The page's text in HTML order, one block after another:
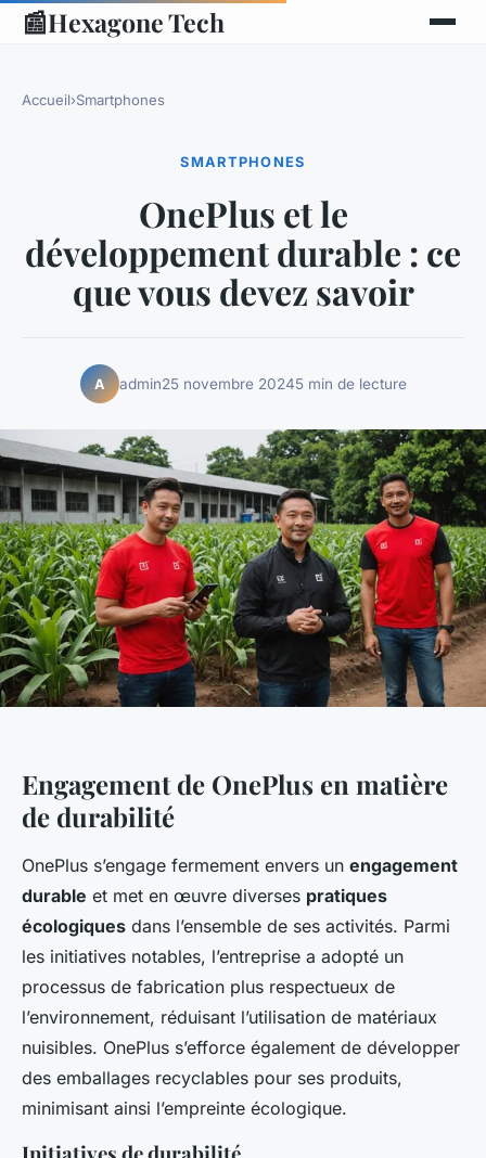
📰Hexagone Tech
Accueil›Smartphones
SMARTPHONES
OnePlus et le
développement durable : ce
que vous devez savoir
A admin25 novembre 20245 min de lecture
Engagement de OnePlus en matière
de durabilité
OnePlus s’engage fermement envers un engagement
durable et met en œuvre diverses pratiques
écologiques dans l’ensemble de ses activités. Parmi
les initiatives notables, l’entreprise a adopté un
processus de fabrication plus respectueux de
l’environnement, réduisant l’utilisation de matériaux
nuisibles. OnePlus s’efforce également de développer
des emballages recyclables pour ses produits,
minimisant ainsi l’empreinte écologique.